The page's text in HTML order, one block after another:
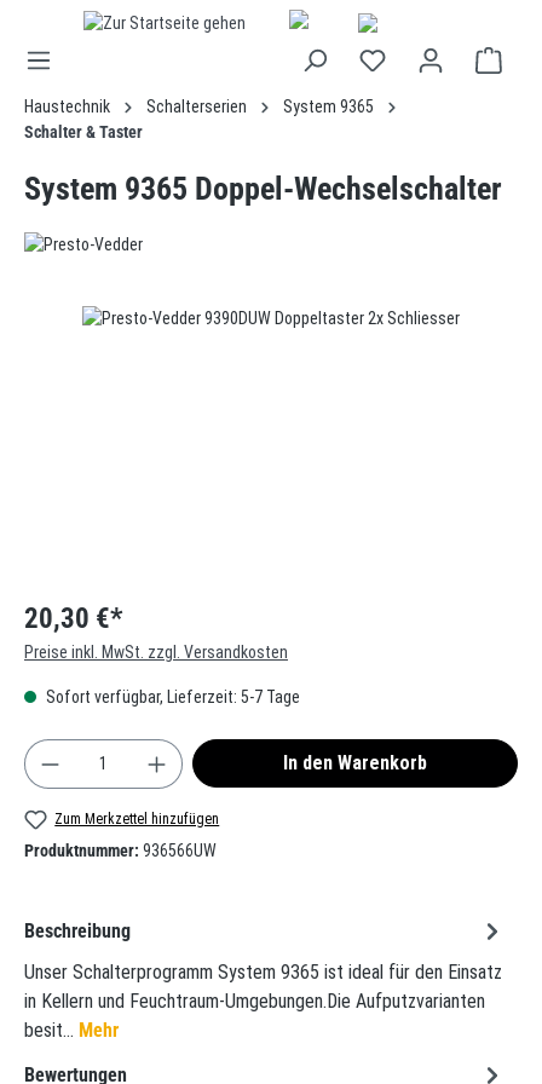
springen
Haustechnik Schalterserien
System 9365
Schalter & Taster
System 9365 Doppel-Wechselschalter
Bildergalerie überspringen
20,30 €*
Preise inkl. MwSt. zzgl. Versandkosten
Sofort verfügbar, Lieferzeit: 5-7 Tage
Produkt Anzahl: Gib den gewünschten Wert ein
In den Warenkorb
Zum Merkzettel hinzufügen
Produktnummer: 936566UW
Beschreibung
Unser Schalterprogramm System 9365 ist ideal für den Einsatz
in Kellern und Feuchtraum-Umgebungen.Die Aufputzvarianten
besit… Mehr
Bewertungen